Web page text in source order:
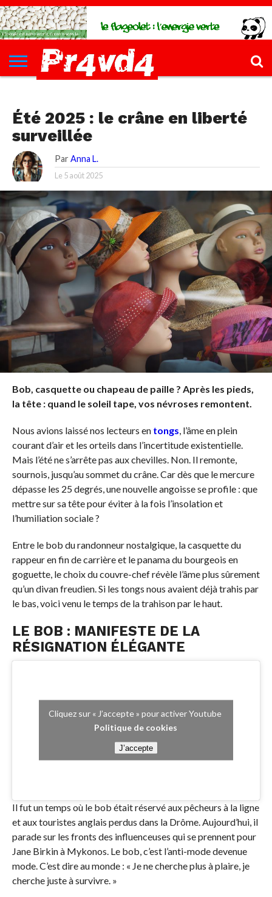
L’INFØ
PØLITIQUE
ECONØMIE
КULTURE
SANTÉ
FILLETTE
FORMATIONS
CONTACT
Été 2025 : le crâne en liberté
surveillée
Par Anna L.
Le 5 août 2025
Bob, casquette ou chapeau de paille ? Après les pieds,
la tête : quand le soleil tape, vos névroses remontent.
Nous avions laissé nos lecteurs en tongs , l’âme en plein
courant d’air et les orteils dans l’incertitude existentielle.
Mais l’été ne s’arrête pas aux chevilles. Non. Il remonte,
sournois, jusqu’au sommet du crâne. Car dès que le mercure
dépasse les 25 degrés, une nouvelle angoisse se profile : que
mettre sur sa tête pour éviter à la fois l’insolation et
l’humiliation sociale ?
Entre le bob du randonneur nostalgique, la casquette du
rappeur en fin de carrière et le panama du bourgeois en
goguette, le choix du couvre-chef révèle l’âme plus sûrement
qu’un divan freudien. Si les tongs nous avaient déjà trahis par
le bas, voici venu le temps de la trahison par le haut.
LE BOB : MANIFESTE DE LA
RÉSIGNATION ÉLÉGANTE
Cliquez sur « J’accepte » pour activer Youtube
Politique de cookies
J’accepte
Il fut un temps où le bob était réservé aux pêcheurs à la ligne
et aux touristes anglais perdus dans la Drôme. Aujourd’hui, il
parade sur les fronts des influenceuses qui se prennent pour
Jane Birkin à Mykonos. Le bob, c’est l’anti-mode devenue
mode. C’est dire au monde : « Je ne cherche plus à plaire, je
cherche juste à survivre. »